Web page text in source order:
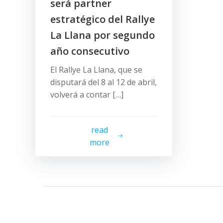
será partner
estratégico del Rallye
La Llana por segundo
año consecutivo
El Rallye La Llana, que se
disputará del 8 al 12 de abril,
volverá a contar […]
read
more